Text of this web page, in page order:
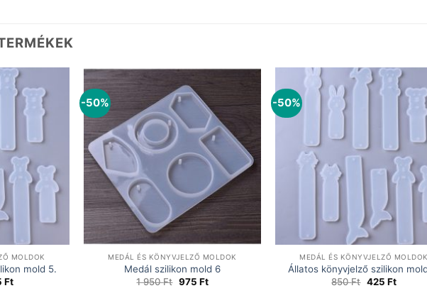
MOLDOK
mold 5.
FtCurrent
-50%
MEDÁL ÉS KÖNYVJELZŐ MOLDOK
Medál szilikon mold 6
1 950Ft Original
975 FtCurrent
-50%
MEDÁL ÉS KÖNYVJELZŐ
Állatos könyvjelző szilikon
850Ft Original
425 Ft